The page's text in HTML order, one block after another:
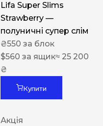
Lifa Super Slims
Strawberry —
полуничні супер слім
₴550 за блок
$560 за ящик≈ 25 200
₴
Купити
Акція